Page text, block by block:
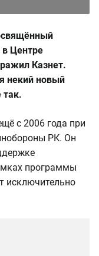
Центре
Казнет.
некий новый
так.
с 2006 года при
РК. Он
программы
исключительно